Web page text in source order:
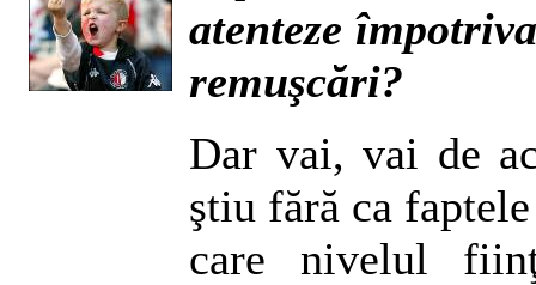
atenteze
remuşcări?
Dar vai, vai de
ştiu fără ca
care nivelul